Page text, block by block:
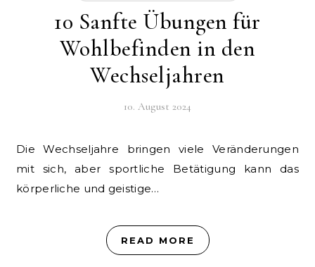
10 Sanfte Übungen für
Wohlbefinden in den
Wechseljahren
10. August 2024
Die Wechseljahre bringen viele Veränderungen
mit sich, aber sportliche Betätigung kann das
körperliche und geistige…
READ MORE